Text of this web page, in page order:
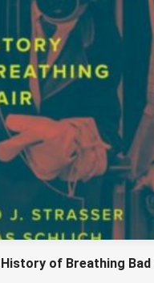
of Breathing Bad